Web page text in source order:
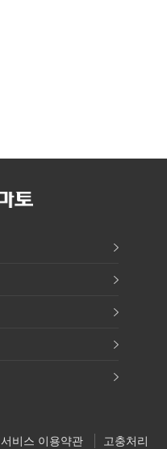
서비스 이용약관 고충처리